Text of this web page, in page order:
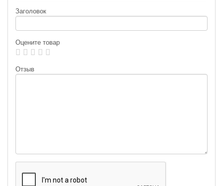
Заголовок
Оцените товар
Отзыв